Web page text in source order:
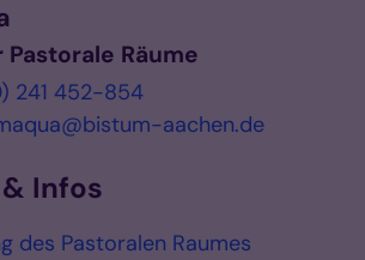
Räume
241 452-854
aachen.de
Infos
des Pastoralen Raumes